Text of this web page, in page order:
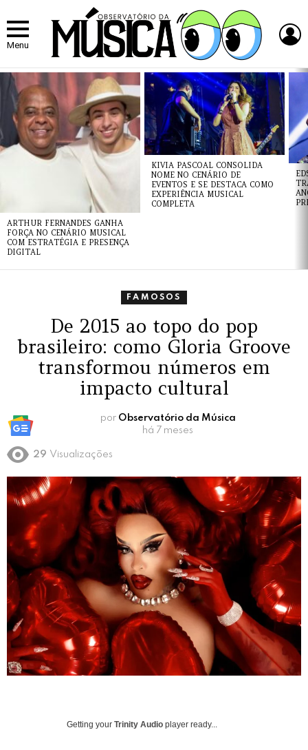
Menu
ÚLTIMAS
NOTÍCIAS
ARTHUR FERNANDES GANHA
FORÇA NO CENÁRIO MUSICAL
COM ESTRATÉGIA E PRESENÇA
DIGITAL
KIVIA PASCOAL CONSOLIDA
NOME NO CENÁRIO DE
EVENTOS E SE DESTACA COMO
EXPERIÊNCIA MUSICAL
COMPLETA
FAMOSOS
De 2015 ao topo do pop
brasileiro: como Gloria Groove
transformou números em
impacto cultural
por Observatório da Música
há 7 meses
29 Visualizações
Getting your Trinity Audio player ready...